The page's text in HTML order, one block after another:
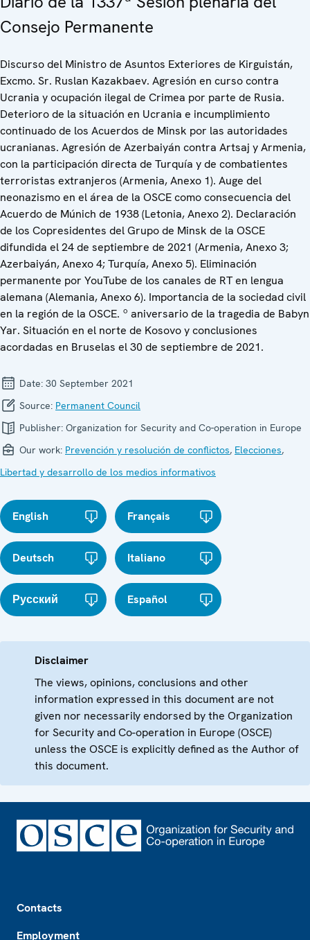
Consejo Permanente
Discurso del Ministro de Asuntos Exteriores de Kirguistán,
Excmo. Sr. Ruslan Kazakbaev. Agresión en curso contra
Ucrania y ocupación ilegal de Crimea por parte de Rusia.
Deterioro de la situación en Ucrania e incumplimiento
continuado de los Acuerdos de Minsk por las autoridades
ucranianas. Agresión de Azerbaiyán contra Artsaj y Armenia,
con la participación directa de Turquía y de combatientes
terroristas extranjeros (Armenia, Anexo 1). Auge del
neonazismo en el área de la OSCE como consecuencia del
Acuerdo de Múnich de 1938 (Letonia, Anexo 2). Declaración
de los Copresidentes del Grupo de Minsk de la OSCE
difundida el 24 de septiembre de 2021 (Armenia, Anexo 3;
Azerbaiyán, Anexo 4; Turquía, Anexo 5). Eliminación
permanente por YouTube de los canales de RT en lengua
alemana (Alemania, Anexo 6). Importancia de la sociedad civil
en la región de la OSCE. º aniversario de la tragedia de Babyn
Yar. Situación en el norte de Kosovo y conclusiones
acordadas en Bruselas el 30 de septiembre de 2021.
Date: 30 September 2021
Source: Permanent Council
Publisher: Organization for Security and Co-operation in Europe
Our work: Prevención y resolución de conflictos, Elecciones,
Libertad y desarrollo de los medios informativos
English Français
Deutsch Italiano
Русский Español
Disclaimer
The views, opinions, conclusions and other
information expressed in this document are not
given nor necessarily endorsed by the Organization
for Security and Co-operation in Europe (OSCE)
unless the OSCE is explicitly defined as the Author of
this document.
Contacts
Employment